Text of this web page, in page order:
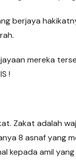
berjaya
mereka
!
Zakat adalah
8 asnaf yang
kepada amil